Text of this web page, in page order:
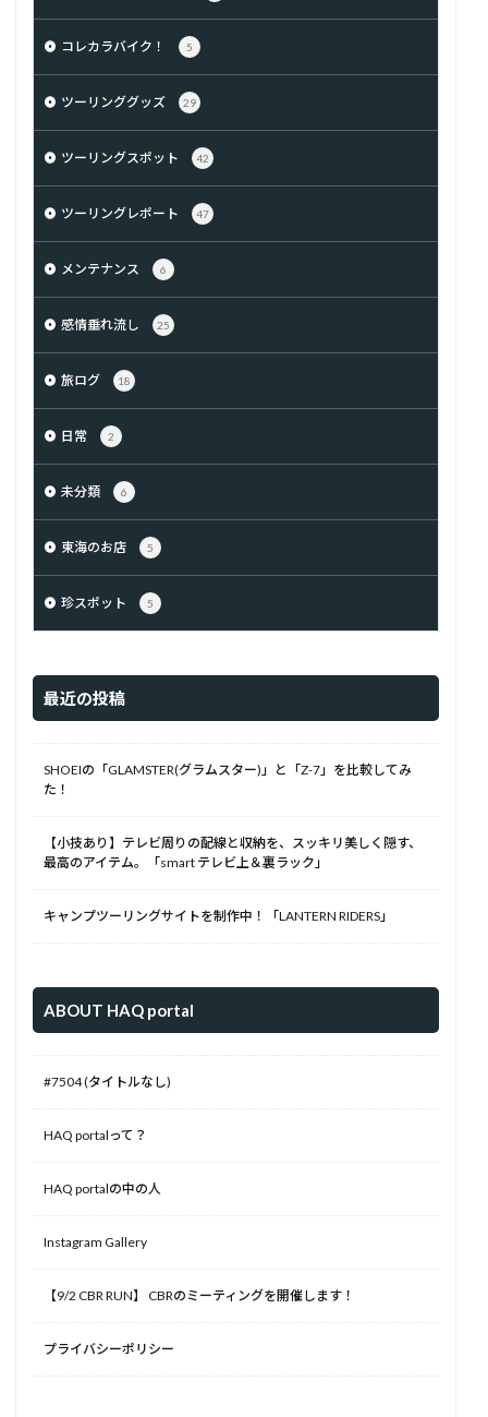
コレカラバイク！ 5
ツーリンググッズ 29
ツーリングスポット 42
ツーリングレポート 47
メンテナンス 6
感情垂れ流し 25
旅ログ 18
日常 2
未分類 6
東海のお店 5
珍スポット 5
最近の投稿
SHOEIの「GLAMSTER(グラムスター)」と「Z-7」を比較してみ
た！
【小技あり】テレビ周りの配線と収納を、スッキリ美しく隠す、
最高のアイテム。「smart テレビ上＆裏ラック」
キャンプツーリングサイトを制作中！「LANTERN RIDERS」
ABOUT HAQ portal
#7504 (タイトルなし)
HAQ portalって？
HAQ portalの中の人
Instagram Gallery
【9/2 CBR RUN】 CBRのミーティングを開催します！
プライバシーポリシー